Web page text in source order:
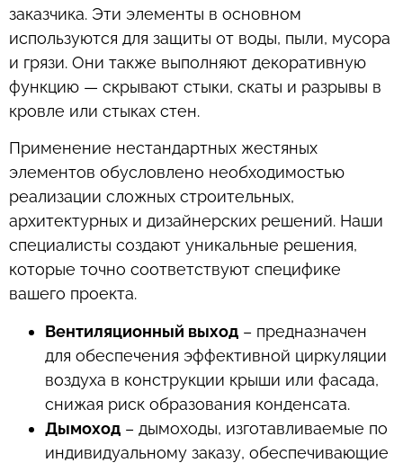
заказчика. Эти элементы в основном
используются для защиты от воды, пыли, мусора
и грязи. Они также выполняют декоративную
функцию — скрывают стыки, скаты и разрывы в
кровле или стыках стен.
Применение нестандартных жестяных
элементов обусловлено необходимостью
реализации сложных строительных,
архитектурных и дизайнерских решений. Наши
специалисты создают уникальные решения,
которые точно соответствуют специфике
вашего проекта.
Вентиляционный выход – предназначен
для обеспечения эффективной циркуляции
воздуха в конструкции крыши или фасада,
снижая риск образования конденсата.
Дымоход – дымоходы, изготавливаемые по
индивидуальному заказу, обеспечивающие